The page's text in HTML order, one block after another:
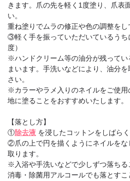
きます。爪の先を軽く1度塗り、爪表
い。
重ね塗りでムラの修正や色の調整をし
③軽く手を振っていただいているうち
度）
※ハンドクリーム等の油分が残ってい
まいます。手洗いなどにより、油分
さい。
※カラーやラメ入りのネイルをご使用
地に塗ることをおすすめいたします。
【落とし方】
①除去液を浸したコットンをしばら
②爪の上で円を描くようにネイルをな
取ります。
※入浴や手洗いなどで少しずつ落ち
消毒・除菌用アルコールでも落とすこ